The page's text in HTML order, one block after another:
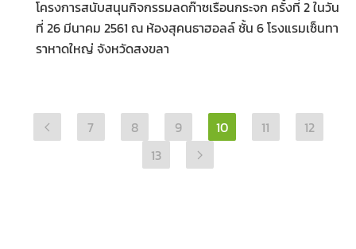
โครงการสนับสนุนกิจกรรมลดก๊าซเรือนกระจก ครั้งที่ 2 ในวัน
ที่ 26 มีนาคม 2561 ณ ห้องสุคนธาฮอลล์ ชั้น 6 โรงแรมเซ็นทา
ราหาดใหญ่ จังหวัดสงขลา
7 8 9 10 11
12
13